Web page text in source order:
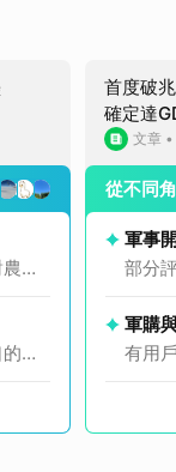
業
臭
首度破
確定達
文章 •
從不同
軍事
部分
設。
軍購
有用